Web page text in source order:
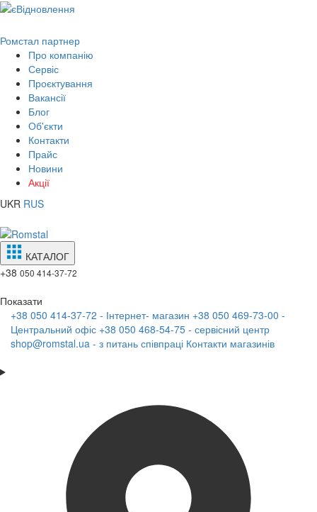
Ромстал партнер
Про компанію
Сервіс
Проєктування
Вакансії
Блог
Об'єкти
Контакти
Прайс
Новини
Акції
UKR RUS
КАТАЛОГ
+38 050 414-37-72
Показати
+38 050 414-37-72 - Інтернет- магазин +38 050 469-73-00 -
Центральний офіс +38 050 468-54-75 - сервісний центр
shop@romstal.ua - з питань співпраці Контакти магазинів